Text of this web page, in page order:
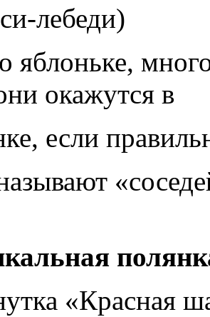
яблоньке,
окажутся в
если
«Красная